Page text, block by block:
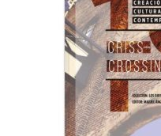
The
options
may
be
chosen
on
the
product
page